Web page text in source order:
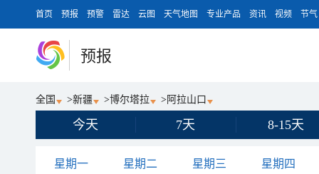
首页 预报 预警 雷达 云图 天气地图 专业产品 资讯 视频 节气
预报
全国 >新疆 >博尔塔拉 > 阿拉山口
今天 7天 8-15天
星期一 星期二 星期三 星期四